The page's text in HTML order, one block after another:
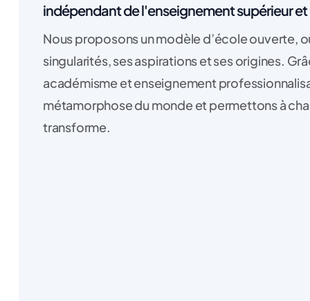
indépendant de l'enseignement supérieur
Nous proposons un modèle d’école ouverte,
singularités, ses aspirations et ses origines.
académisme et enseignement
métamorphose du monde et permettons à
transforme.